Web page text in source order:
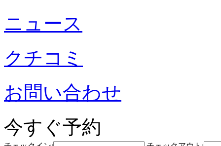
ニュース
クチコミ
お問い合わせ
今すぐ予約